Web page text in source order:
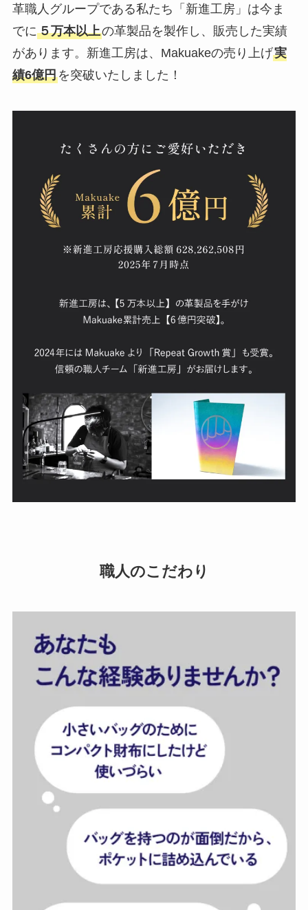
革職人グループである私たち「新進工房」は今ま
でに５万本以上の革製品を製作し、販売した実績
があります。新進工房は、Makuakeの売り上げ実
績6億円を突破いたしました！
職人のこだわり